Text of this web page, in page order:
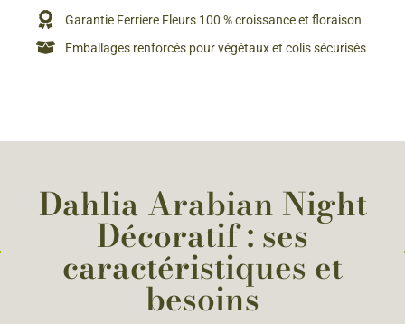
Garantie Ferriere Fleurs 100 % croissance et floraison
Emballages renforcés pour végétaux et colis sécurisés
Dahlia Arabian Night
Décoratif : ses
caractéristiques et
besoins